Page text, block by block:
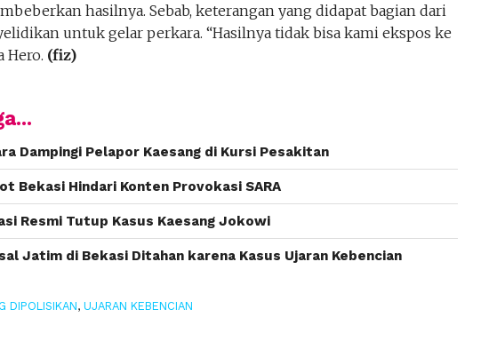
hasilnya. Sebab, keterangan yang didapat bagian dari
untuk gelar perkara. “Hasilnya tidak bisa kami ekspos ke
Hero. (fiz)
Dampingi Pelapor Kaesang di Kursi Pesakitan
Bekasi Hindari Konten Provokasi SARA
Resmi Tutup Kasus Kaesang Jokowi
Jatim di Bekasi Ditahan karena Kasus Ujaran Kebencian
DIPOLISIKAN, UJARAN KEBENCIAN